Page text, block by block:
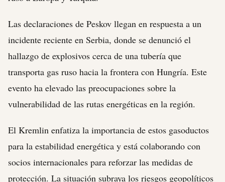
Las declaraciones de Peskov llegan en respuesta a un
incidente reciente en Serbia, donde se denunció el
hallazgo de explosivos cerca de una tubería que
transporta gas ruso hacia la frontera con Hungría. Este
evento ha elevado las preocupaciones sobre la
vulnerabilidad de las rutas energéticas en la región.
El Kremlin enfatiza la importancia de estos gasoductos
para la estabilidad energética y está colaborando con
socios internacionales para reforzar las medidas de
protección. La situación subraya los riesgos geopolíticos